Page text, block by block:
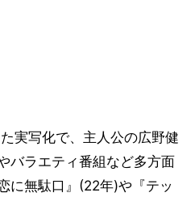
実写化で、主人公の広野健
バラエティ番組など多方面
に無駄口』(22年)や『テッ